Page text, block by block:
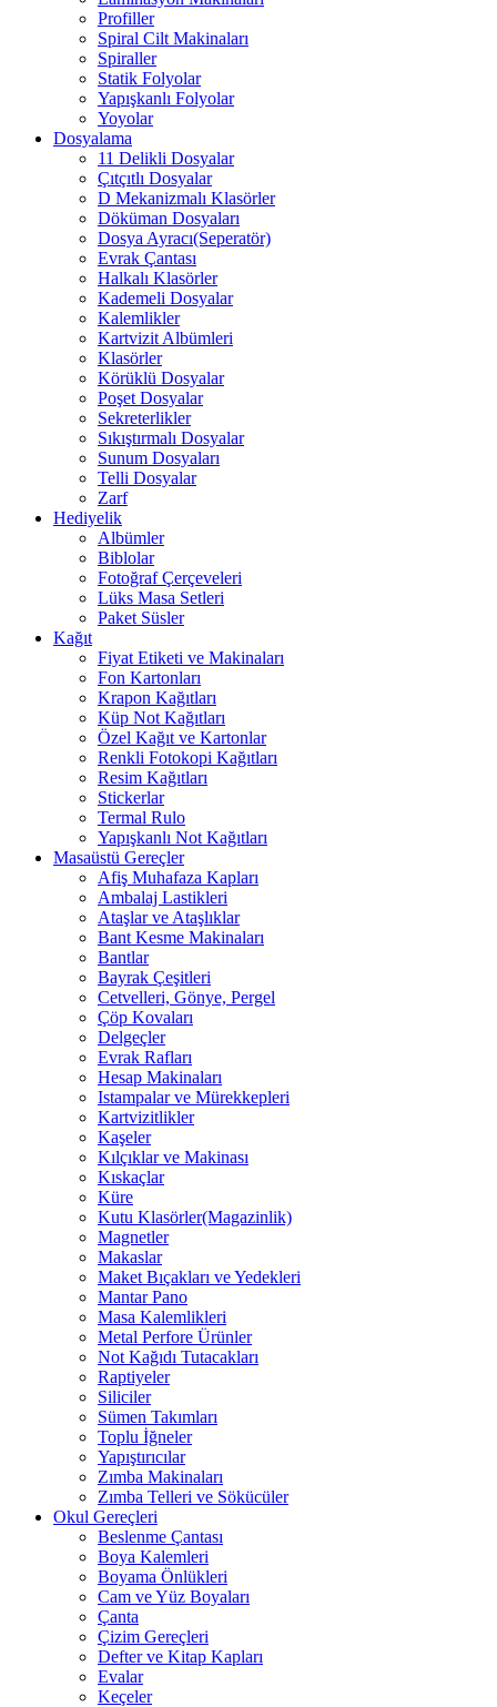
Profiller
Spiral Cilt Makinaları
Spiraller
Statik Folyolar
Yapışkanlı Folyolar
Yoyolar
Dosyalama
11 Delikli Dosyalar
Çıtçıtlı Dosyalar
D Mekanizmalı Klasörler
Döküman Dosyaları
Dosya Ayracı(Seperatör)
Evrak Çantası
Halkalı Klasörler
Kademeli Dosyalar
Kalemlikler
Kartvizit Albümleri
Klasörler
Körüklü Dosyalar
Poşet Dosyalar
Sekreterlikler
Sıkıştırmalı Dosyalar
Sunum Dosyaları
Telli Dosyalar
Zarf
Hediyelik
Albümler
Biblolar
Fotoğraf Çerçeveleri
Lüks Masa Setleri
Paket Süsler
Kağıt
Fiyat Etiketi ve Makinaları
Fon Kartonları
Krapon Kağıtları
Küp Not Kağıtları
Özel Kağıt ve Kartonlar
Renkli Fotokopi Kağıtları
Resim Kağıtları
Stickerlar
Termal Rulo
Yapışkanlı Not Kağıtları
Masaüstü Gereçler
Afiş Muhafaza Kapları
Ambalaj Lastikleri
Ataşlar ve Ataşlıklar
Bant Kesme Makinaları
Bantlar
Bayrak Çeşitleri
Cetvelleri, Gönye, Pergel
Çöp Kovaları
Delgeçler
Evrak Rafları
Hesap Makinaları
Istampalar ve Mürekkepleri
Kartvizitlikler
Kaşeler
Kılçıklar ve Makinası
Kıskaçlar
Küre
Kutu Klasörler(Magazinlik)
Magnetler
Makaslar
Maket Bıçakları ve Yedekleri
Mantar Pano
Masa Kalemlikleri
Metal Perfore Ürünler
Not Kağıdı Tutacakları
Raptiyeler
Siliciler
Sümen Takımları
Toplu İğneler
Yapıştırıcılar
Zımba Makinaları
Zımba Telleri ve Sökücüler
Okul Gereçleri
Beslenme Çantası
Boya Kalemleri
Boyama Önlükleri
Cam ve Yüz Boyaları
Çanta
Çizim Gereçleri
Defter ve Kitap Kapları
Evalar
Keçeler